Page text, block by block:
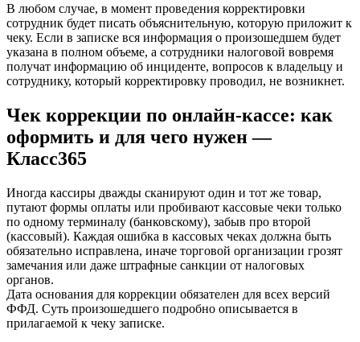
В любом случае, в момент проведения корректировки
сотрудник будет писать объяснительную, которую приложит к
чеку. Если в записке вся информация о произошедшем будет
указана в полном объеме, а сотрудники налоговой вовремя
получат информацию об инциденте, вопросов к владельцу и
сотруднику, который корректировку проводил, не возникнет.
Чек коррекции по онлайн-кассе: как
оформить и для чего нужен —
Класс365
Иногда кассиры дважды сканируют один и тот же товар,
путают формы оплаты или пробивают кассовые чеки только
по одному терминалу (банковскому), забыв про второй
(кассовый). Каждая ошибка в кассовых чеках должна быть
обязательно исправлена, иначе торговой организации грозят
замечания или даже штрафные санкции от налоговых
органов.
Дата основания для коррекции обязателен для всех версий
ФФД. Суть произошедшего подробно описывается в
прилагаемой к чеку записке.